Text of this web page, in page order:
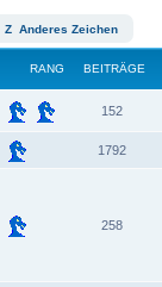
Z Anderes Zeichen
RANG BEITRÄGE
152
1792
258